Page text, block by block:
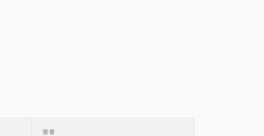
常青